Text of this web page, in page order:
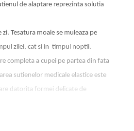
de alaptare reprezinta solutia
Tesatura moale se muleaza pe
zilei, cat si in timpul noptii.
completa a cupei pe partea din fata
sutienelor medicale elastice este
datorita formei delicate de